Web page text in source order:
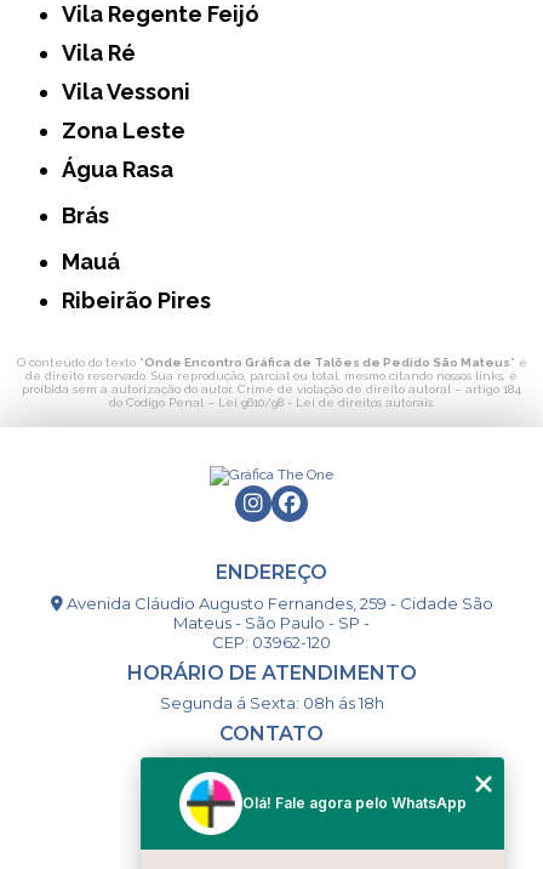
Vila Regente Feijó
Vila Ré
Vila Vessoni
Zona Leste
Água Rasa
Brás
Mauá
Ribeirão Pires
O conteúdo do texto "Onde Encontro Gráfica de Talões de Pedido São Mateus" é
de direito reservado. Sua reprodução, parcial ou total, mesmo citando nossos links, é
proibida sem a autorização do autor. Crime de violação de direito autoral – artigo 184
do Código Penal – Lei 9610/98 - Lei de direitos autorais.
ENDEREÇO
Avenida Cláudio Augusto Fernandes, 259 - Cidade São
Mateus - São Paulo - SP -
CEP: 03962-120
HORÁRIO DE ATENDIMENTO
Segunda á Sexta: 08h ás 18h
CONTATO
(11) 98993-9556
togsm1@gmail.com
Olá! Fale agora pelo WhatsApp